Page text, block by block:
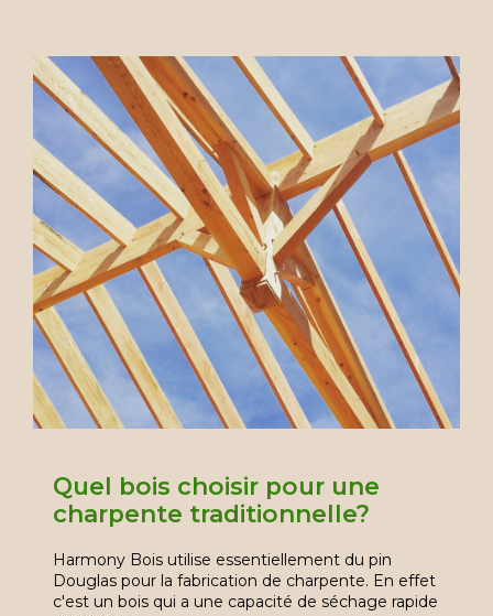
Quel bois choisir pour une
charpente traditionnelle?
Harmony Bois utilise essentiellement du pin
Douglas pour la fabrication de charpente. En effet
c'est un bois qui a une capacité de séchage rapide